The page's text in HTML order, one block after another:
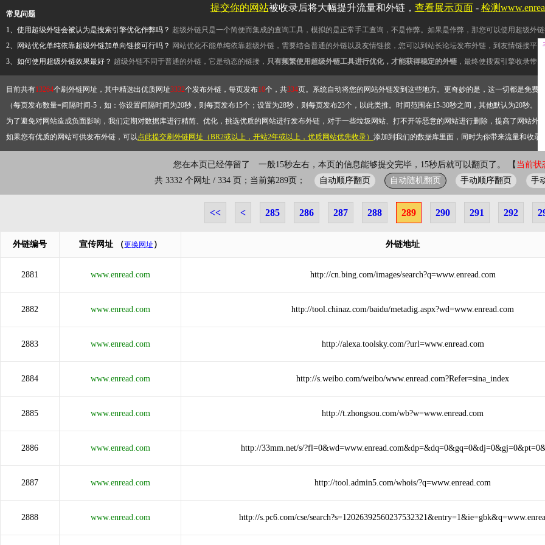
常见问题
1、使用超级外链会被认为是搜索引擎优化作弊吗？ 超级外链只是一个简便而集成的查询工具，模拟的是正常手工查询，不是作弊。如果是作弊，那您可以使用超级外链
2、网站优化单纯依靠超级外链加单向链接可行吗？ 网站优化不能单纯依靠超级外链，需要结合普通的外链以及友情链接，您可以到站长论坛发布外链，到友情链接平
3、如何使用超级外链效果最好？ 超级外链不同于普通的外链，它是动态的链接， 只有频繁使用超级外链工具进行优化，才能获得稳定的外链 ，最终使搜索引擎收录带
目前共有13264个刷外链网址，其中精选出优质网址3332个发布外链，每页发布10个，共334页。系统自动将您的网站外链发到这些地方。更奇妙的是，这一切都是免费的
（每页发布数量=间隔时间-5，如：你设置间隔时间为20秒，则每页发布15个；设置为28秒，则每页发布23个，以此类推。时间范围在15-30秒之间，其他默认为20秒。）
为了避免对网站造成负面影响，我们定期对数据库进行精简、优化，挑选优质的网站进行发布外链，对于一些垃圾网站、打不开等恶意的网站进行删除，提高了网站外链
如果您有优质的网站可供发布外链，可以点此提交刷外链网址（BR2或以上，开站2年或以上，优质网站优先收录） 添加到我们的数据库里面，同时为你带来流量和收录。
您在本页已经停留了 一般15秒左右，本页的信息能够提交完毕，15秒后就可以翻页了。 【 当前状
共 3332 个网址 / 334 页；当前第289页；
自动顺序翻页 自动随机翻页 手动顺序翻页 手
<< < 285 286 287 288 289 290 291 292
外链编号 宣传网址 （更换网址 ） 外链地址
2881 www.enread.com http://cn.bing.com/images/search?q=www.enread.com
2882 www.enread.com http://tool.chinaz.com/baidu/metadig.aspx?wd=www.enread.com
2883 www.enread.com http://alexa.toolsky.com/?url=www.enread.com
2884 www.enread.com http://s.weibo.com/weibo/www.enread.com?Refer=sina_index
2885 www.enread.com http://t.zhongsou.com/wb?w=www.enread.com
2886 www.enread.com http://33mm.net/s/
2887 www.enread.com http://tool.admin5.com/whois/?q=www.enread.com
2888 www.enread.com http://s.pc6.com/cse/
提交你的网站被收录后将大幅提升流量和外链， 查看展示页面- 检测